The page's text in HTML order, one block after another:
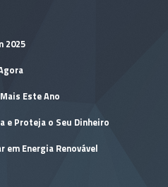
2025
Este Ano
e Proteja o Seu Dinheiro
em Energia Renovável